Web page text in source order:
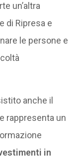
un’altra
di Ripresa e
le persone e
anche il
rappresenta un
in